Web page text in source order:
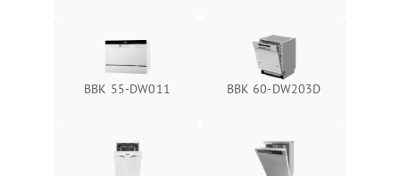
BBK 55-DW011 BBK 60-DW203D